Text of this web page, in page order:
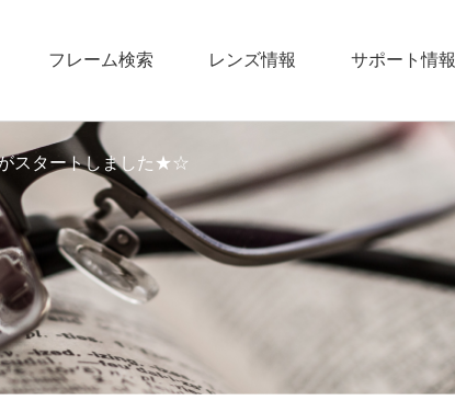
フレーム検索 レンズ情報 サポート情報
スタートしました★☆